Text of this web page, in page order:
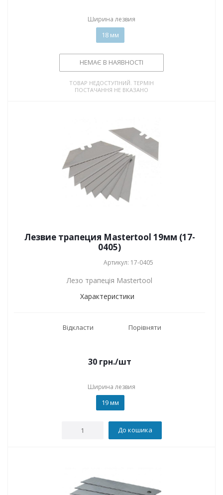
Ширина лезвия
18 мм
НЕМАЄ В НАЯВНОСТІ
ТОВАР НЕДОСТУПНИЙ. ТЕРМІН
ПОСТАЧАННЯ НЕ ВКАЗАНО
Лезвие трапеция Mastertool 19мм (17-
0405)
Артикул: 17-0405
Лезо трапеція Mastertool
Характеристики
Відкласти Порівняти
30 грн./шт
Ширина лезвия
19 мм
До кошика